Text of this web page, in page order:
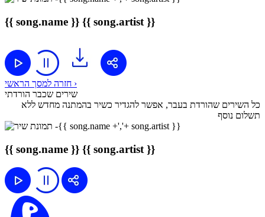
{{ song.name }} {{ song.artist }}
חזרה למסך הראשי ›
שירים שכבר הורדתי
כל השירים שהורדת בעבר, אפשר להגדיר כשיר בהמתנה מחדש ללא
תשלום נוסף
{{ song.name }} {{ song.artist }}